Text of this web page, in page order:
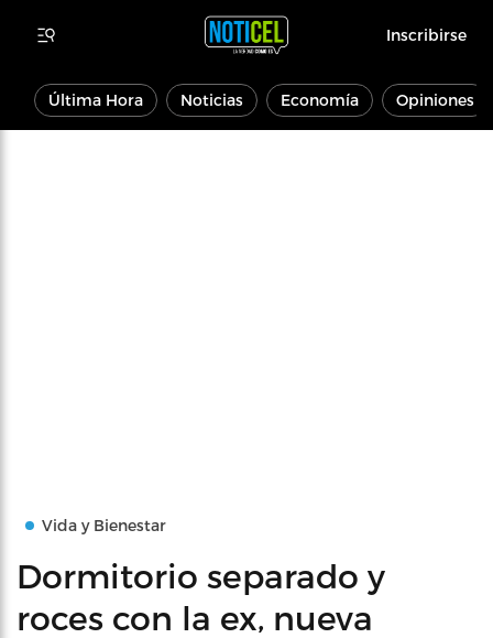
Inscribirse
Última Hora Noticias Economía Opiniones
Vida y Bienestar
Dormitorio separado y
roces con la ex, nueva